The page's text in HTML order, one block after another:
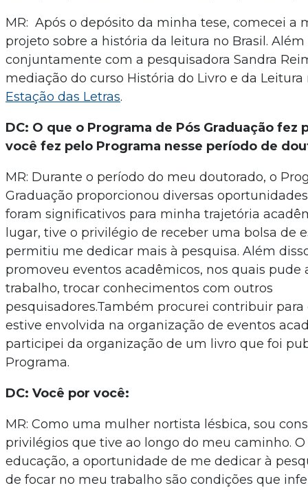
MR: Após o depósito da minha tese, comecei a
projeto sobre a história da leitura no Brasil. Além
conjuntamente com a pesquisadora Sandra
mediação do curso História do Livro e da
Estação das Letras.
DC: O que o Programa de Pós Graduação fez
você fez pelo Programa nesse período de
MR: Durante o período do meu doutorado, o
Graduação proporcionou diversas
foram significativos para minha trajetória
lugar, tive o privilégio de receber uma bolsa de
permitiu me dedicar mais à pesquisa. Além
promoveu eventos acadêmicos, nos quais pude
trabalho, trocar conhecimentos com outros
pesquisadores.Também procurei contribuir para
estive envolvida na organização de eventos
participei da organização de um livro que foi
Programa.
DC: Você por você:
MR: Como uma mulher nortista lésbica, sou
privilégios que tive ao longo do meu caminho. O
educação, a oportunidade de me dedicar à
de focar no meu trabalho são condições que